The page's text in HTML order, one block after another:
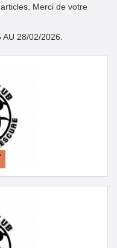
Merci de votre
28/02/2026.